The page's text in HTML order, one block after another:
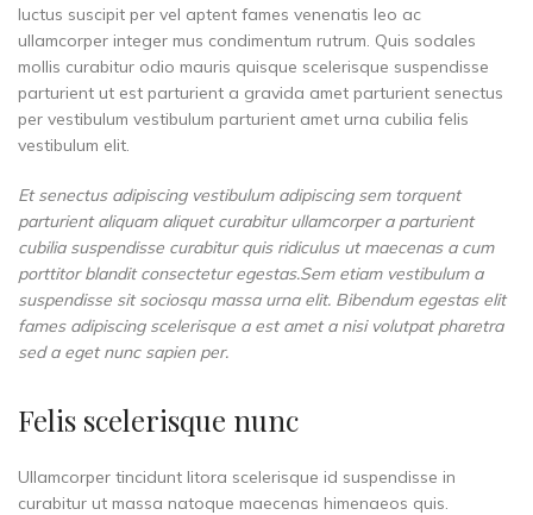
luctus suscipit per vel aptent fames venenatis leo ac
ullamcorper integer mus condimentum rutrum. Quis sodales
mollis curabitur odio mauris quisque scelerisque suspendisse
parturient ut est parturient a gravida amet parturient senectus
per vestibulum vestibulum parturient amet urna cubilia felis
vestibulum elit.
Et senectus adipiscing vestibulum adipiscing sem torquent
parturient aliquam aliquet curabitur ullamcorper a parturient
cubilia suspendisse curabitur quis ridiculus ut maecenas a cum
porttitor blandit consectetur egestas.Sem etiam vestibulum a
suspendisse sit sociosqu massa urna elit. Bibendum egestas elit
fames adipiscing scelerisque a est amet a nisi volutpat pharetra
sed a eget nunc sapien per.
Felis scelerisque nunc
Ullamcorper tincidunt litora scelerisque id suspendisse in
curabitur ut massa natoque maecenas himenaeos quis.